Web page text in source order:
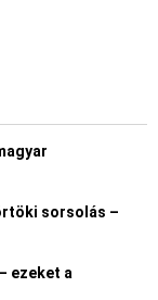
sorsolás –
ezeket a